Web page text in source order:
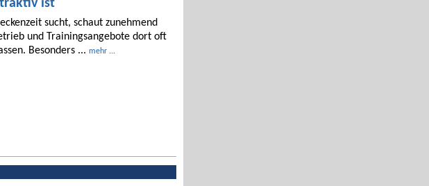
ist
sucht, schaut zunehmend
und Trainingsangebote dort oft
Besonders ... mehr ...